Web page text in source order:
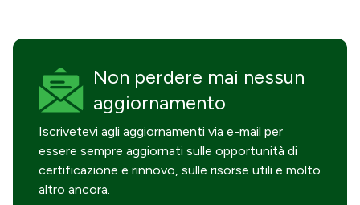
Non perdere mai nessun
aggiornamento
Iscrivetevi agli aggiornamenti via e-mail per
essere sempre aggiornati sulle opportunità di
certificazione e rinnovo, sulle risorse utili e molto
altro ancora.